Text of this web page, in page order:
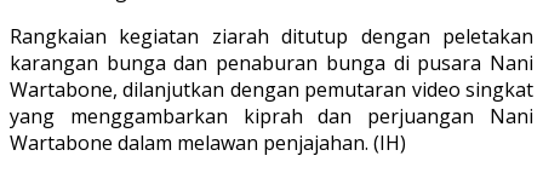
Rangkaian kegiatan ziarah ditutup dengan peletakan
karangan bunga dan penaburan bunga di pusara Nani
Wartabone, dilanjutkan dengan pemutaran video singkat
yang menggambarkan kiprah dan perjuangan Nani
Wartabone dalam melawan penjajahan. (IH)